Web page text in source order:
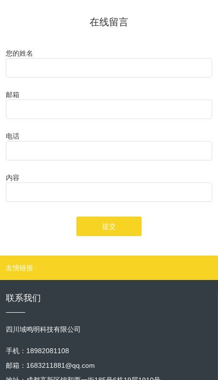
在线留言
您的姓名
邮箱
电话
内容
提交
友情链接 :
联系我们
四川域鸣明科技有限公司
手机：18982081108
邮箱：1683211881@qq.com